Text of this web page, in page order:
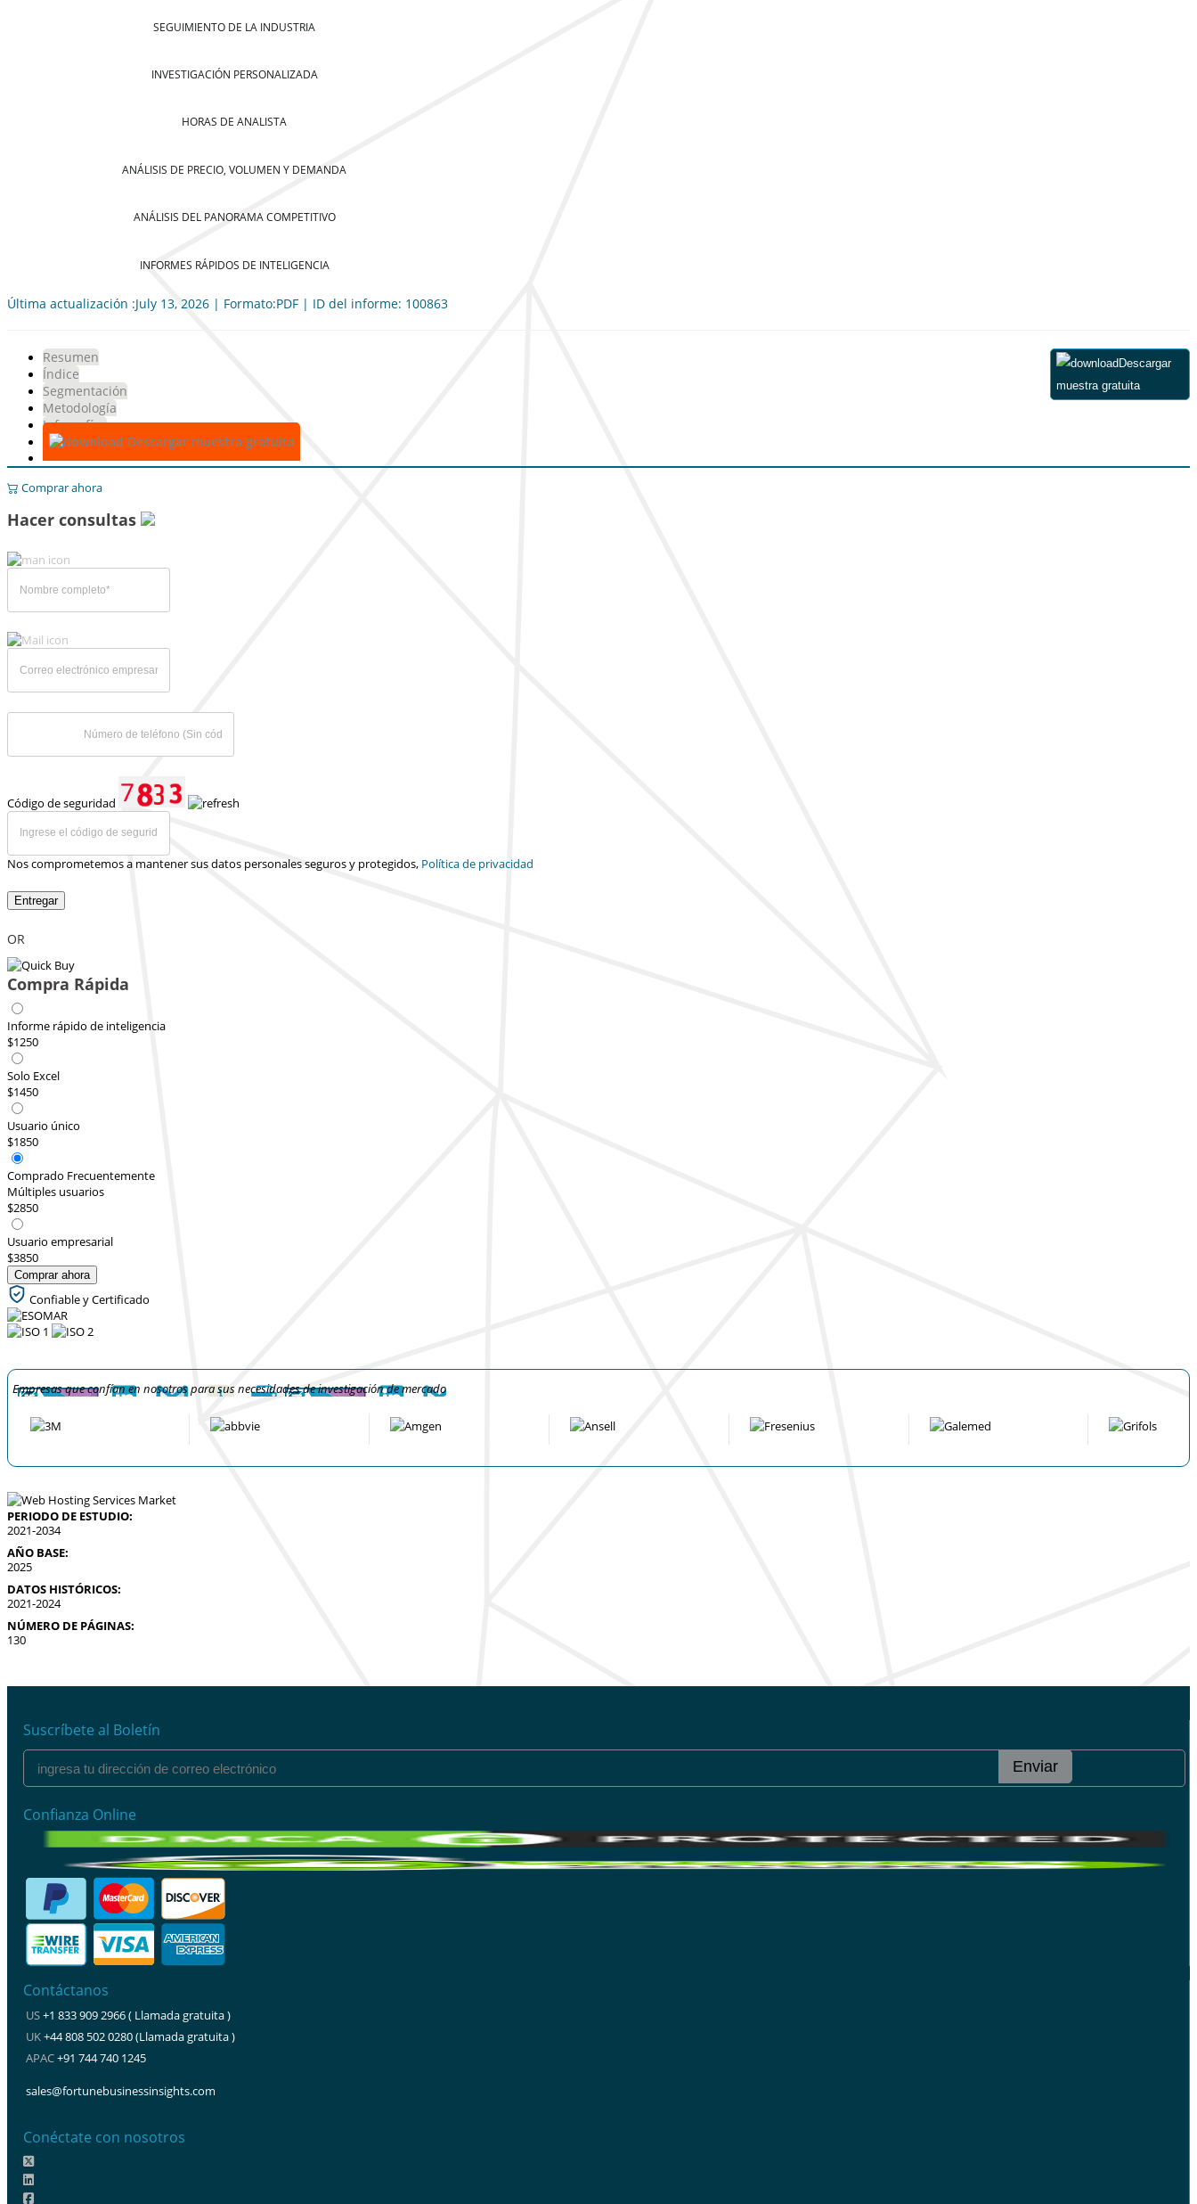
SEGUIMIENTO DE LA INDUSTRIA
INVESTIGACIÓN PERSONALIZADA
HORAS DE ANALISTA
ANÁLISIS DE PRECIO, VOLUMEN Y DEMANDA
ANÁLISIS DEL PANORAMA COMPETITIVO
INFORMES RÁPIDOS DE INTELIGENCIA
Última actualización :July 13, 2026 | Formato:PDF | ID del informe: 100863
Resumen
Índice
Segmentación
Metodología
Infografías
Descargar muestra gratuita
Descargar
muestra gratuita
Comprar ahora
Hacer consultas
Código de seguridad
Nos comprometemos a mantener sus datos personales seguros y protegidos, Política de privacidad
Entregar
OR
Compra Rápida
Informe rápido de inteligencia
$1250
Solo Excel
$1450
Usuario único
$1850
Comprado Frecuentemente
Múltiples usuarios
$2850
Usuario empresarial
$3850
Comprar ahora
Confiable y Certificado
Empresas que confían en nosotros para sus necesidades de investigación de mercado
PERIODO DE ESTUDIO:
2021-2034
AÑO BASE:
2025
DATOS HISTÓRICOS:
2021-2024
NÚMERO DE PÁGINAS:
130
Suscríbete al Boletín
Enviar
Confianza Online
Contáctanos
US+1 833 909 2966 ( Llamada gratuita )
UK+44 808 502 0280 (Llamada gratuita )
APAC+91 744 740 1245
sales@fortunebusinessinsights.com
Conéctate con nosotros